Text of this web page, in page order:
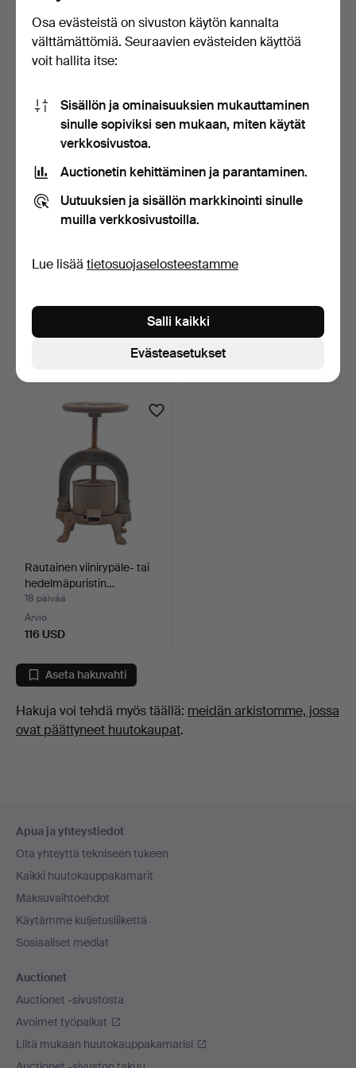
Englantilainen
ruusupuulaatikko, 1900-
luvu…
8 päivää
104 USD
Kolme viuhkaa mailla
litografioidulla pape…
116 USD
puurinnalla, 1800-lu…
8 päivää
maalattua peltiä…
Arvio
Rautainen viinirypäle- tai
hedelmäpuristin…
18 päivää
Arvio
116 USD
Aseta hakuvahti
Hakuja voi tehdä myös täällä: meidän arkistomme, jossa
ovat päättyneet huutokaupat.
Apua ja yhteystiedot
Ota yhteyttä tekniseen tukeen
Kaikki huutokauppakamarit
Maksuvaihtoehdot
Käytämme kuljetusliikettä
Sosiaaliset mediat
Auctionet
Auctionet -sivustosta
Avoimet työpaikat
Liitä mukaan huutokauppakamarisi
Osa evästeistä on sivuston käytön kannalta
välttämättömiä. Seuraavien evästeiden käyttöä
voit hallita itse:
Sisällön ja ominaisuuksien mukauttaminen
sinulle sopiviksi sen mukaan, miten käytät
verkkosivustoa.
Auctionetin kehittäminen ja parantaminen.
Uutuuksien ja sisällön markkinointi sinulle
muilla verkkosivustoilla.
Lue lisää tietosuojaselosteestamme
Evästeasetukset
Salli kaikki